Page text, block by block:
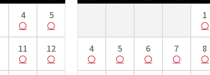
4 5
11 12
1
4 5 6 7 8